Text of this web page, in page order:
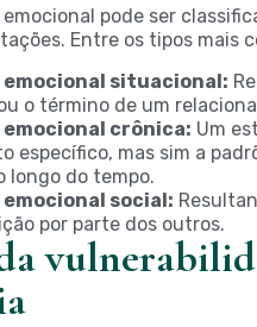
pode ser
Entre os tipos mais
situacional:
o término de um
crônica: Um
específico, mas sim a
longo do tempo.
social:
por parte dos outros.